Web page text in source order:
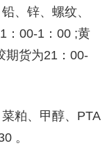
、锌、螺纹、
：00-1：00 ;黄
期货为21：00-
粕、甲醇、PTA
。